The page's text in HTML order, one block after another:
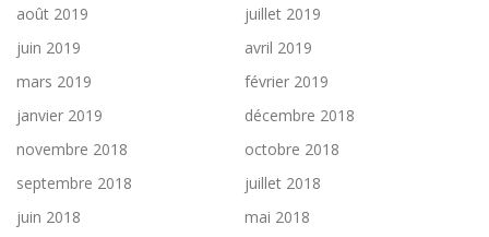
août 2019
juillet 2019
juin 2019
avril 2019
mars 2019
février 2019
janvier 2019
décembre 2018
novembre 2018
octobre 2018
septembre 2018
juillet 2018
juin 2018
mai 2018